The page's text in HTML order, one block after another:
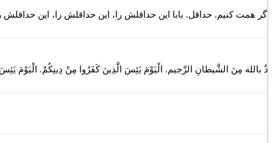
اگر همت کنیم. حداقل. بابا این حداقلش را، این حداقلش را، این
بالله مِنَ الشَّیطانِ الرَّجیم. الْيَوْمَ يَئِسَ الَّذِينَ كَفَرُوا مِنْ دِينِكُمْ. الْيَوْمَ